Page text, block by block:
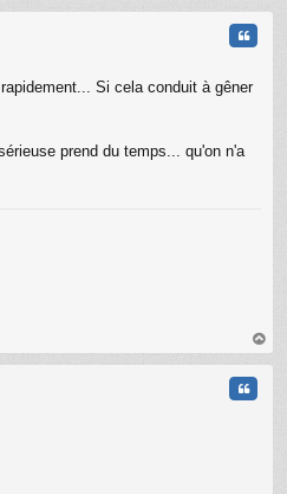
au
Si cela conduit à gêner
prend du temps... qu'on n'a
au